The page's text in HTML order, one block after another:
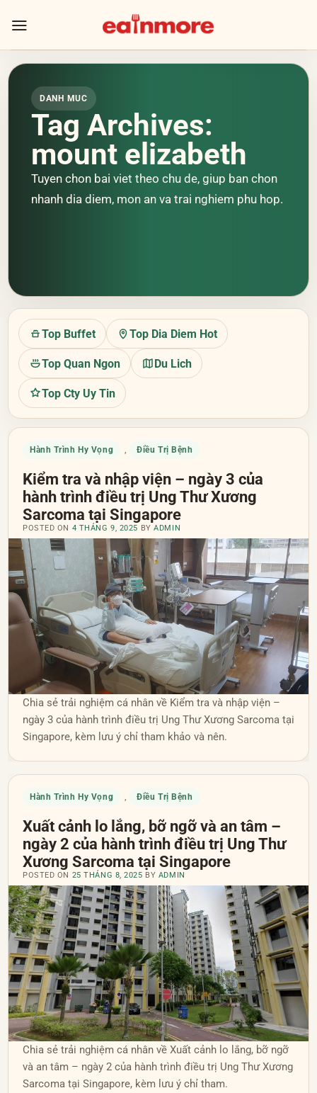
content
DANH MUC
Tag Archives:
mount elizabeth
Tuyen chon bai viet theo chu de, giup ban chon
nhanh dia diem, mon an va trai nghiem phu hop.
Top Buffet Top Dia Diem Hot
Top Quan Ngon Du Lich
Top Cty Uy Tin
Hành Trình Hy Vọng , Điều Trị Bệnh
Kiểm tra và nhập viện – ngày 3 của
hành trình điều trị Ung Thư Xương
Sarcoma tại Singapore
POSTED ON 4 THÁNG 9, 2025 BYADMIN
Chia sẻ trải nghiệm cá nhân về Kiểm tra và nhập viện –
ngày 3 của hành trình điều trị Ung Thư Xương Sarcoma tại
Singapore, kèm lưu ý chỉ tham khảo và nên.
Hành Trình Hy Vọng , Điều Trị Bệnh
Xuất cảnh lo lắng, bỡ ngỡ và an tâm –
ngày 2 của hành trình điều trị Ung Thư
Xương Sarcoma tại Singapore
POSTED ON 25 THÁNG 8, 2025 BY ADMIN
Chia sẻ trải nghiệm cá nhân về Xuất cảnh lo lắng, bỡ ngỡ
và an tâm – ngày 2 của hành trình điều trị Ung Thư Xương
Sarcoma tại Singapore, kèm lưu ý chỉ tham.